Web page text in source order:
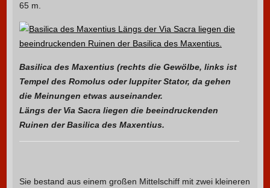
65 m.
Basilica des Maxentius (rechts die Gewölbe, links ist
Tempel des Romolus oder Iuppiter Stator, da gehen
die Meinungen etwas auseinander.
Längs der Via Sacra liegen die beeindruckenden
Ruinen der Basilica des Maxentius.
Sie bestand aus einem großen Mittelschiff mit zwei kleineren